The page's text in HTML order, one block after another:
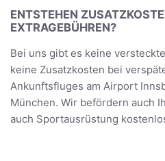
ENTSTEHEN
EXTRAGEBÜHREN?
Bei uns gibt es keine
keine Zusatzkosten bei
Ankunftsfluges am Airport
München. Wir befördern auch
auch Sportausrüstung